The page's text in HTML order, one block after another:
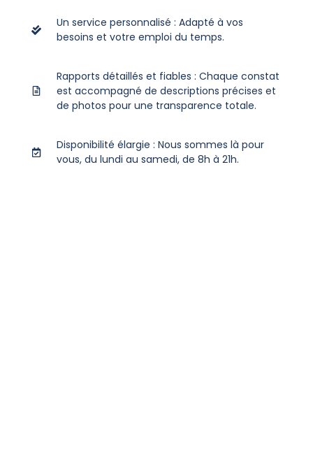
Un service personnalisé : Adapté à vos
besoins et votre emploi du temps.
Rapports détaillés et fiables : Chaque constat
est accompagné de descriptions précises et
de photos pour une transparence totale.
Disponibilité élargie : Nous sommes là pour
vous, du lundi au samedi, de 8h à 21h.